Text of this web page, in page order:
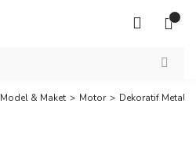
Model & Maket Motor Dekoratif Metal